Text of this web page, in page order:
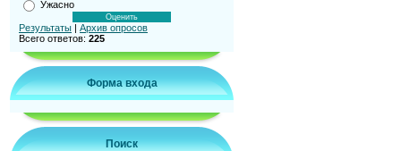
Ужасно
Результаты | Архив опросов
Всего ответов: 225
Форма входа
Поиск